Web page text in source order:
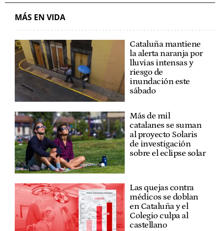
MÁS EN VIDA
Cataluña mantiene
la alerta naranja por
lluvias intensas y
riesgo de
inundación este
sábado
Más de mil
catalanes se suman
al proyecto Solaris
de investigación
sobre el eclipse solar
Las quejas contra
médicos se doblan
en Cataluña y el
Colegio culpa al
castellano